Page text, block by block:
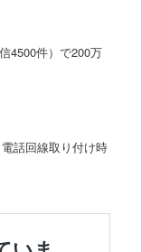
4500件）で200万
話回線取り付け時